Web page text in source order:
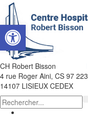
Ouvrir la barre d’outils
CH Robert Bisson
4 rue Roger Aini, CS 97 223
14107 LISIEUX CEDEX